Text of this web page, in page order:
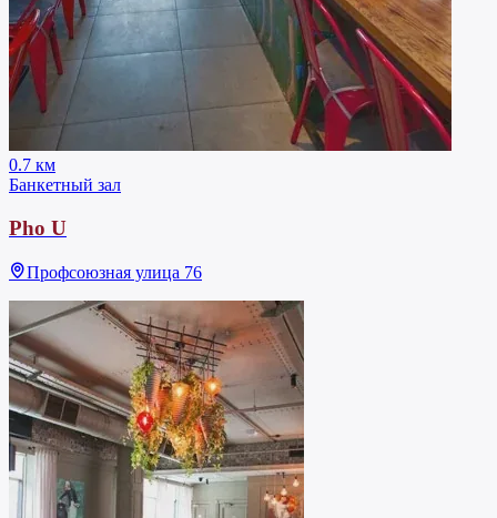
0.7 км
Банкетный зал
Pho U
Профсоюзная улица 76